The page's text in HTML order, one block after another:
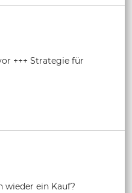
+++ Strategie für
wieder ein Kauf?